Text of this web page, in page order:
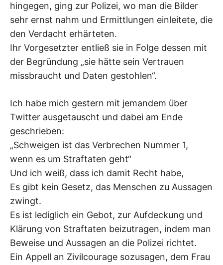
hingegen, ging zur Polizei, wo man die Bilder
sehr ernst nahm und Ermittlungen einleitete, die
den Verdacht erhärteten.
Ihr Vorgesetzter entließ sie in Folge dessen mit
der Begründung „sie hätte sein Vertrauen
missbraucht und Daten gestohlen“.
Ich habe mich gestern mit jemandem über
Twitter ausgetauscht und dabei am Ende
geschrieben:
„Schweigen ist das Verbrechen Nummer 1,
wenn es um Straftaten geht“
Und ich weiß, dass ich damit Recht habe,
Es gibt kein Gesetz, das Menschen zu Aussagen
zwingt.
Es ist lediglich ein Gebot, zur Aufdeckung und
Klärung von Straftaten beizutragen, indem man
Beweise und Aussagen an die Polizei richtet.
Ein Appell an Zivilcourage sozusagen, dem Frau